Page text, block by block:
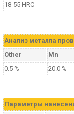
18-55 HRC
Aнализ металла
Other
Mn
0.5 %
20.0 %
Параметры